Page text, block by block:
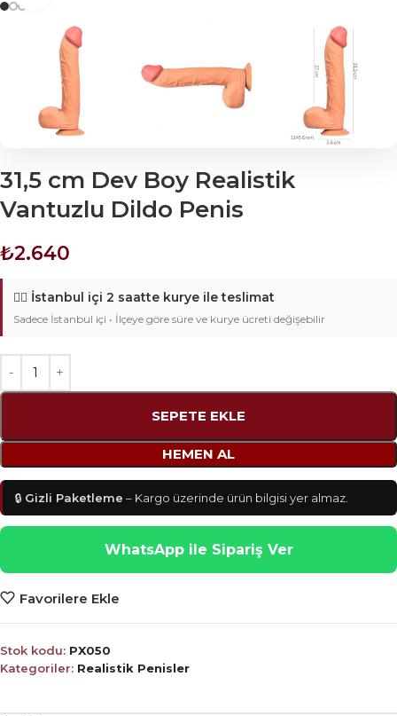
31,5 cm Dev Boy Realistik
Vantuzlu Dildo Penis
₺2.640
🚴‍♂️ İstanbul içi 2 saatte kurye ile teslimat
Sadece İstanbul içi • İlçeye göre süre ve kurye ücreti değişebilir
SEPETE EKLE
HEMEN AL
🔒 Gizli Paketleme – Kargo üzerinde ürün bilgisi yer almaz.
WhatsApp ile Sipariş Ver
Favorilere Ekle
Stok kodu: PX050
Kategoriler: Realistik Penisler